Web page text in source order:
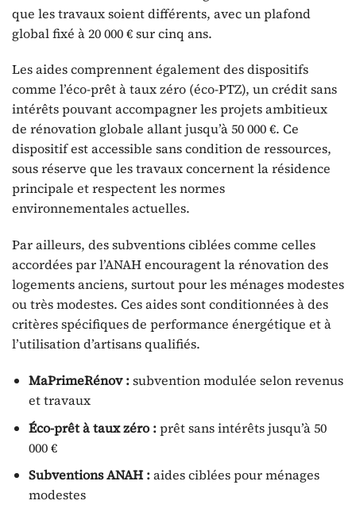
que les travaux soient différents, avec un plafond
global fixé à 20 000 € sur cinq ans.
Les aides comprennent également des dispositifs
comme l’éco-prêt à taux zéro (éco-PTZ), un crédit sans
intérêts pouvant accompagner les projets ambitieux
de rénovation globale allant jusqu’à 50 000 €. Ce
dispositif est accessible sans condition de ressources,
sous réserve que les travaux concernent la résidence
principale et respectent les normes
environnementales actuelles.
Par ailleurs, des subventions ciblées comme celles
accordées par l’ANAH encouragent la rénovation des
logements anciens, surtout pour les ménages modestes
ou très modestes. Ces aides sont conditionnées à des
critères spécifiques de performance énergétique et à
l’utilisation d’artisans qualifiés.
MaPrimeRénov :subvention modulée selon revenus
et travaux
Éco-prêt à taux zéro :prêt sans intérêts jusqu’à 50
000 €
Subventions ANAH :aides ciblées pour ménages
modestes